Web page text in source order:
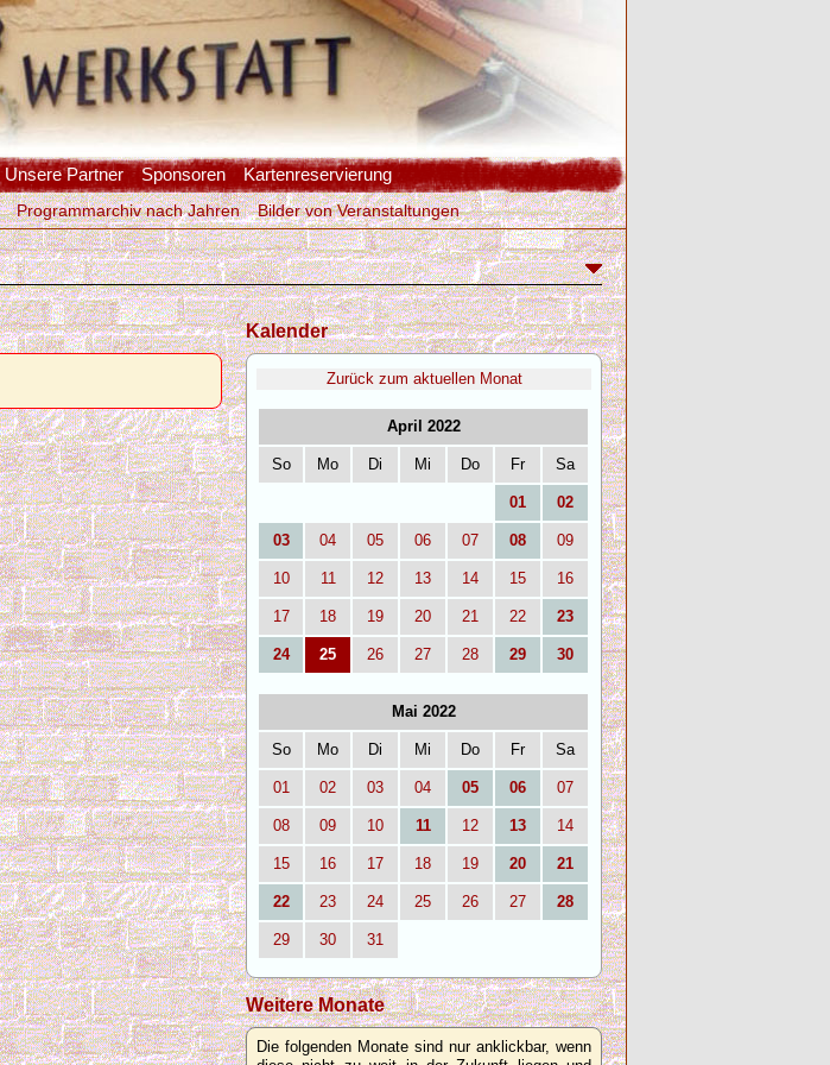
Unsere Partner Sponsoren Kartenreservierung
Programmarchiv nach Jahren Bilder von Veranstaltungen
Kalender
Zurück zum aktuellen Monat
April 2022
So Mo Di Mi Do Fr Sa
01 02
03 04 05 06 07 08 09
10 11 12 13 14 15 16
17 18 19 20 21 22 23
24 25 26 27 28 29 30
Mai 2022
So Mo Di Mi Do Fr Sa
01 02 03 04 05 06 07
08 09 10 11 12 13 14
15 16 17 18 19 20 21
22 23 24 25 26 27 28
29 30 31
Weitere Monate
Die folgenden Monate sind nur anklickbar, wenn